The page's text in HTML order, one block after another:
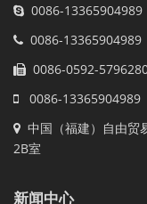
0086-13365904989
0086-13365904989
0086-0592-
0086-13365904989
中国（福建）自由贸
2B室
新闻中心